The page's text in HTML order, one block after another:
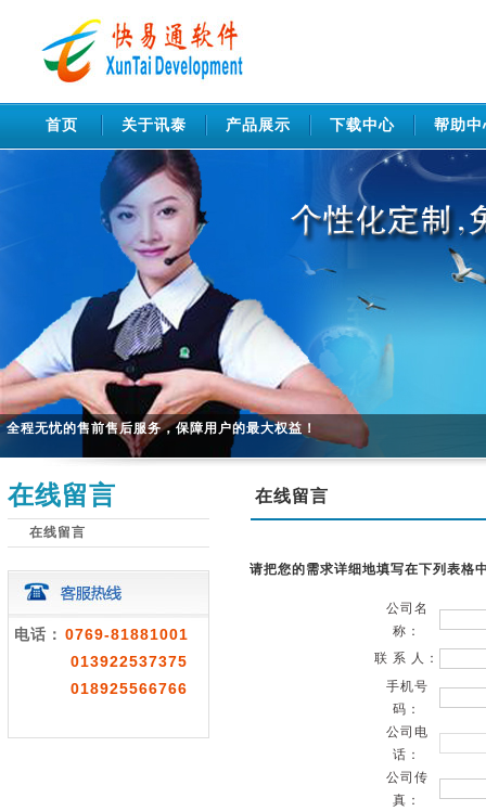
首页 关于讯泰 产品展示 下载中心 帮助中
安卓版手机APP 适用于快易通软件各版本使用
在线留言
在线留言
电话： 0769-81881001
013922537375
018925566766
在线留言
请把您的需求详细地填写在下列表格
公司名
称：
联 系 人：
手机号
码：
公司电
话：
公司传
真：